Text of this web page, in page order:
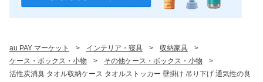
au PAY マーケット > インテリア・寝具 > 収納家具
>
ケース・ボックス・小物
> その他ケース・ボックス・小物
>
活性炭消臭 タオル収納ケース タオルストッカー 壁掛け 吊り下げ 通気性の良